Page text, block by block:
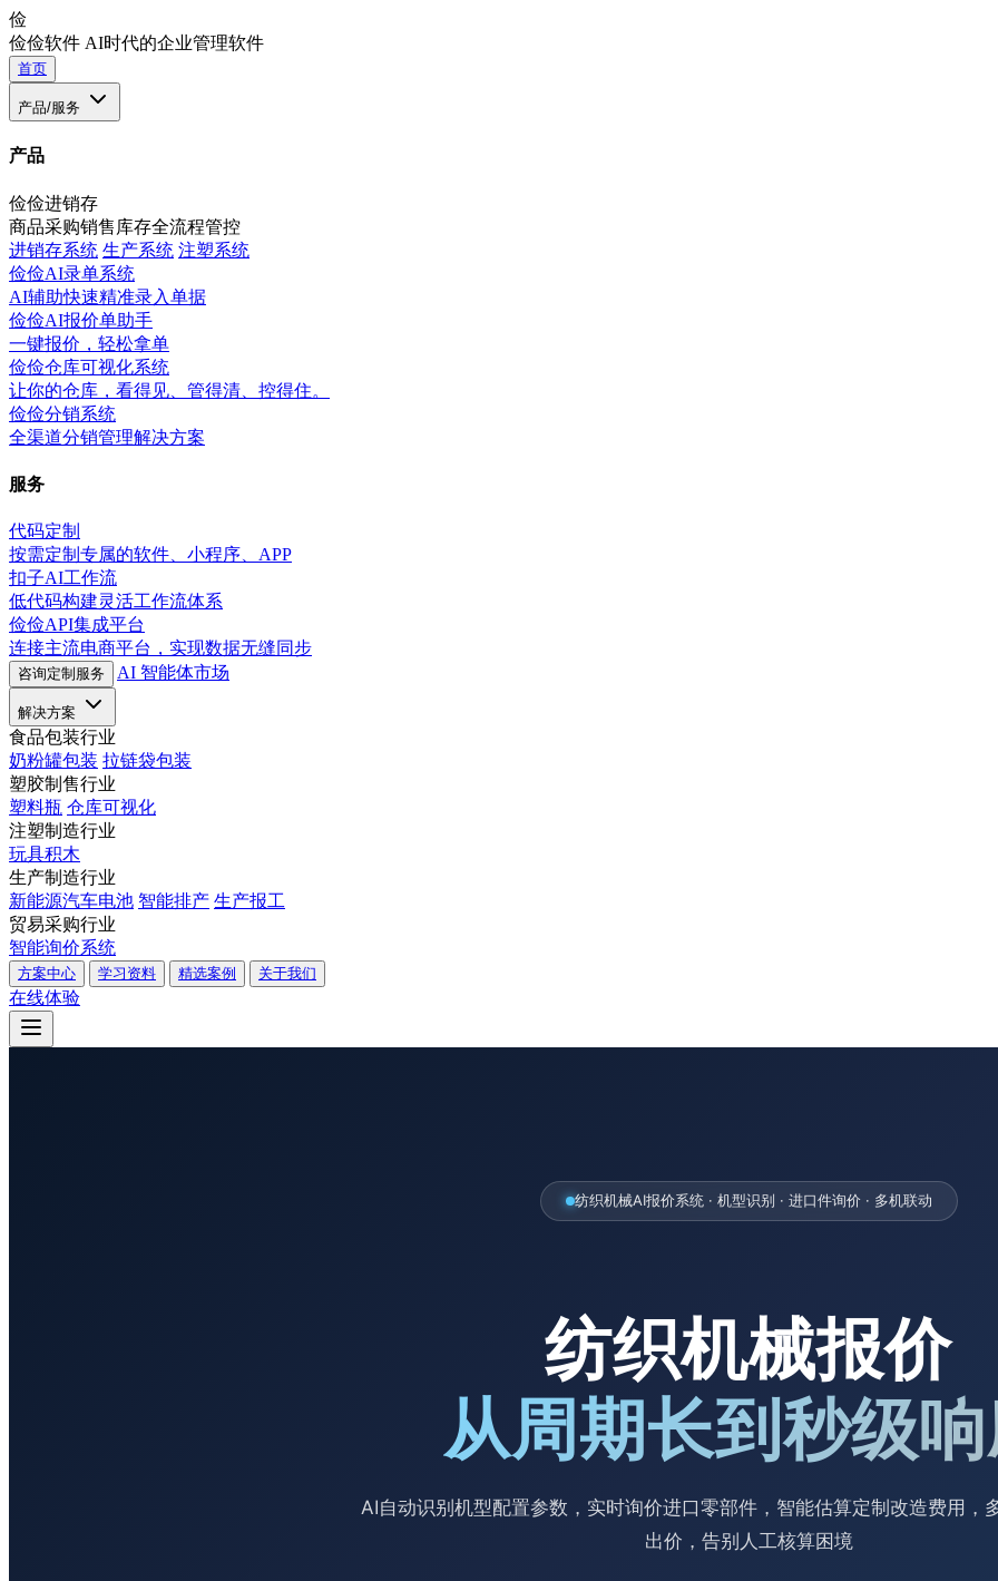
俭
俭俭软件 AI时代的企业管理软件
首页
产品/服务
产品
俭俭进销存
商品采购销售库存全流程管控
进销存系统 生产系统 注塑系统
俭俭AI录单系统
AI辅助快速精准录入单据
俭俭AI报价单助手
一键报价，轻松拿单
俭俭仓库可视化系统
让你的仓库，看得见、管得清、控得住。
俭俭分销系统
全渠道分销管理解决方案
服务
代码定制
按需定制专属的软件、小程序、APP
扣子AI工作流
低代码构建灵活工作流体系
俭俭API集成平台
连接主流电商平台，实现数据无缝同步
咨询定制服务 AI 智能体市场
解决方案
食品包装行业
奶粉罐包装 拉链袋包装
塑胶制售行业
塑料瓶 仓库可视化
注塑制造行业
玩具积木
生产制造行业
新能源汽车电池 智能排产 生产报工
贸易采购行业
智能询价系统
方案中心 学习资料 精选案例 关于我们
在线体验
纺织机械AI报价系统 · 机型识别 · 进口件询价 · 多机联动
纺织机械报价
从周期长到秒级
AI自动识别机型配置参数，实时询价进口零部件，智能估算定制改造费用，
出价，告别人工核算困境